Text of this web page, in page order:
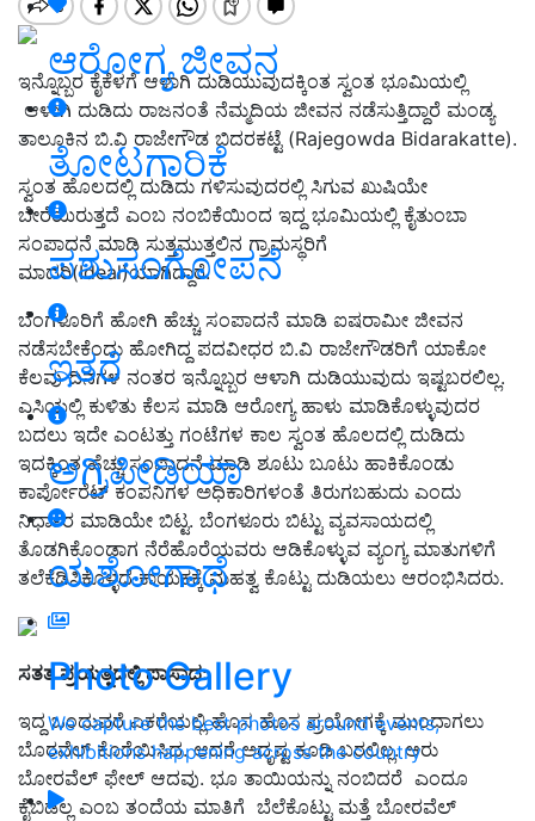
ಆರೋಗ್ಯ ಜೀವನ
ತೋಟಗಾರಿಕೆ
ಪಶುಸಂಗೋಪನೆ
ಇತರೆ
ಅಗ್ರಿಪೀಡಿಯಾ
ಯಶೋಗಾಥೆ
Photo Gallery
We capture the best photos around events,
exhibitions happening across the country
ಇನ್ನೊಬ್ಬರ ಕೈಕೆಳಗೆ ಆಳಾಗಿ ದುಡಿಯುವುದಕ್ಕಿಂತ ಸ್ವಂತ ಭೂಮಿಯಲ್ಲಿ
ಆಳಾಗಿ ದುಡಿದು ರಾಜನಂತೆ ನೆಮ್ಮದಿಯ ಜೀವನ ನಡೆಸುತ್ತಿದ್ದಾರೆ ಮಂಡ್ಯ
ತಾಲೂಕಿನ ಬಿ.ವಿ ರಾಜೇಗೌಡ ಬಿದರಕಟ್ಟೆ (Rajegowda Bidarakatte).
ಸ್ವಂತ ಹೊಲದಲ್ಲಿ ದುಡಿದು ಗಳಿಸುವುದರಲ್ಲಿ ಸಿಗುವ ಖುಷಿಯೇ
ಬೇರೆಯಿರುತ್ತದೆ ಎಂಬ ನಂಬಿಕೆಯಿಂದ ಇದ್ದ ಭೂಮಿಯಲ್ಲಿ ಕೈತುಂಬಾ
ಸಂಪಾದನೆ ಮಾಡಿ ಸುತ್ತಮುತ್ತಲಿನ ಗ್ರಾಮಸ್ಥರಿಗೆ
ಮಾದರಿ(Ideal)ಯಾಗಿದ್ದಾರೆ.
ಬೆಂಗಳೂರಿಗೆ ಹೋಗಿ ಹೆಚ್ಚು ಸಂಪಾದನೆ ಮಾಡಿ ಐಷರಾಮೀ ಜೀವನ
ನಡೆಸಬೇಕೆಂದು ಹೋಗಿದ್ದ ಪದವೀಧರ ಬಿ.ವಿ ರಾಜೇಗೌಡರಿಗೆ ಯಾಕೋ
ಕೆಲವು ದಿನಗಳ ನಂತರ ಇನ್ನೊಬ್ಬರ ಆಳಾಗಿ ದುಡಿಯುವುದು ಇಷ್ಟಬರಲಿಲ್ಲ.
ಎಸಿಯಲ್ಲಿ ಕುಳಿತು ಕೆಲಸ ಮಾಡಿ ಆರೋಗ್ಯ ಹಾಳು ಮಾಡಿಕೊಳ್ಳುವುದರ
ಬದಲು ಇದೇ ಎಂಟತ್ತು ಗಂಟೆಗಳ ಕಾಲ ಸ್ವಂತ ಹೊಲದಲ್ಲಿ ದುಡಿದು
ಇದಕ್ಕಿಂತ ಹೆಚ್ಚು ಸಂಪಾದನೆ ಮಾಡಿ ಶೂಟು ಬೂಟು ಹಾಕಿಕೊಂಡು
ಕಾರ್ಪೋರೆಟ್ ಕಂಪನಿಗಳ ಅಧಿಕಾರಿಗಳಂತೆ ತಿರುಗಬಹುದು ಎಂದು
ನಿರ್ಧಾರ ಮಾಡಿಯೇ ಬಿಟ್ಟ. ಬೆಂಗಳೂರು ಬಿಟ್ಟು ವ್ಯವಸಾಯದಲ್ಲಿ
ತೊಡಗಿಕೊಂಡಾಗ ನೆರೆಹೊರೆಯವರು ಆಡಿಕೊಳ್ಳುವ ವ್ಯಂಗ್ಯ ಮಾತುಗಳಿಗೆ
ತಲೆಕೆಡಿಸಿಕೊಳ್ಳದೆ ಕಾಯಕಕ್ಕೆ ಮಹತ್ವ ಕೊಟ್ಟು ದುಡಿಯಲು ಆರಂಭಿಸಿದರು.
ಸತತ ಪ್ರಯತ್ನದಲ್ಲಿ ಪಾಸಾದ:
ಇದ್ದ ಒಂದುವರೆ ಎಕರೆಯಲ್ಲಿ ಹೊಸ ಹೊಸ ಪ್ರಯೋಗಕ್ಕೆ ಮುಂದಾಗಲು
ಬೊರವೆಲ್ ಕೊರೆಯಿಸಿದ. ಆದರೆ ಅದೃಷ್ಟ ಕೂಡಿ ಬರಲಿಲ್ಲ. ಆರು
ಬೋರವೆಲ್ ಫೇಲ್ ಆದವು. ಭೂ ತಾಯಿಯನ್ನು ನಂಬಿದರೆ ಎಂದೂ
ಕೈಬಿಡಲ್ಲ ಎಂಬ ತಂದೆಯ ಮಾತಿಗೆ ಬೆಲೆಕೊಟ್ಟು ಮತ್ತೆ ಬೋರವೆಲ್